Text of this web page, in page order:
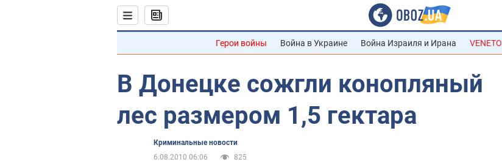
Герои войны Война в Украине Война Израиля и Ирана VENETO
В Донецке сожгли конопляный
лес размером 1,5 гектара
Криминальные новости
6.08.2010 06:06
825